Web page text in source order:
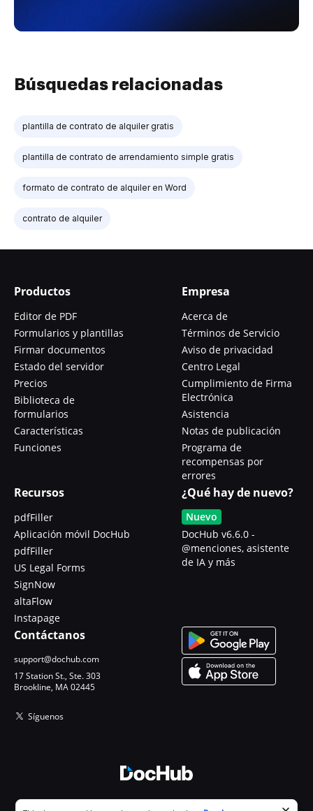
Búsquedas relacionadas
plantilla de contrato de alquiler gratis
plantilla de contrato de arrendamiento simple gratis
formato de contrato de alquiler en Word
contrato de alquiler
Productos
Editor de PDF
Formularios y plantillas
Firmar documentos
Estado del servidor
Precios
Biblioteca de
formularios
Características
Funciones
Empresa
Acerca de
Términos de Servicio
Aviso de privacidad
Centro Legal
Cumplimiento de Firma
Electrónica
Asistencia
Notas de publicación
Programa de
recompensas por
errores
Recursos
pdfFiller
Aplicación móvil DocHub
pdfFiller
US Legal Forms
SignNow
altaFlow
Instapage
¿Qué hay de nuevo?
Nuevo
DocHub v6.6.0 -
@menciones, asistente
de IA y más
Contáctanos
support@dochub.com
17 Station St., Ste. 303
Brookline, MA 02445
Síguenos